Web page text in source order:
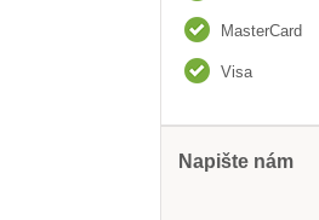
MasterCard
Visa
Napište nám